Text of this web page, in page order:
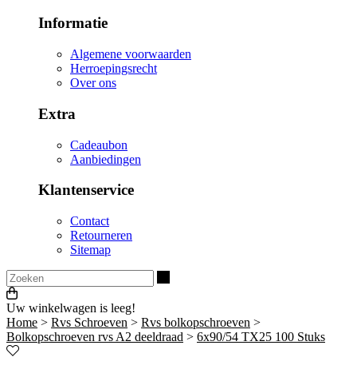
Informatie
Algemene voorwaarden
Herroepingsrecht
Over ons
Extra
Cadeaubon
Aanbiedingen
Klantenservice
Contact
Retourneren
Sitemap
Uw winkelwagen is leeg!
Home > Rvs Schroeven > Rvs bolkopschroeven >
Bolkopschroeven rvs A2 deeldraad > 6x90/54 TX25 100 Stuks